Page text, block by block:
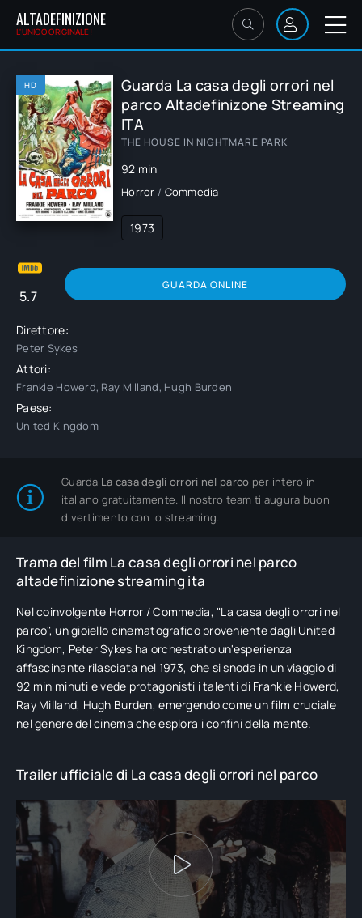
ALTADEFINIZIONE
L'UNICO ORIGINALE!
HD
Guarda La casa degli orrori nel
parco Altadefinizone Streaming
ITA
THE HOUSE IN NIGHTMARE PARK
92 min
Horror / Commedia
1973
5.7
GUARDA ONLINE
Direttore:
Peter Sykes
Attori:
Frankie Howerd, Ray Milland, Hugh Burden
Paese:
United Kingdom
Guarda La casa degli orrori nel parco per intero in
italiano gratuitamente. Il nostro team ti augura buon
divertimento con lo streaming.
Trama del film La casa degli orrori nel parco
altadefinizione streaming ita
Nel coinvolgente Horror / Commedia, "La casa degli orrori nel
parco", un gioiello cinematografico proveniente dagli United
Kingdom, Peter Sykes ha orchestrato un'esperienza
affascinante rilasciata nel 1973, che si snoda in un viaggio di
92 min minuti e vede protagonisti i talenti di Frankie Howerd,
Ray Milland, Hugh Burden, emergendo come un film cruciale
nel genere del cinema che esplora i confini della mente.
Trailer ufficiale di La casa degli orrori nel parco